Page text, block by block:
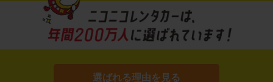
選ばれる理由を見る